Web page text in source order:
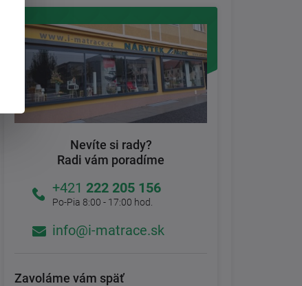
Nevíte si rady?
Radi vám poradíme
+421 222 205 156
Po-Pia 8:00 - 17:00 hod.
info@i-matrace.sk
Zavoláme vám späť